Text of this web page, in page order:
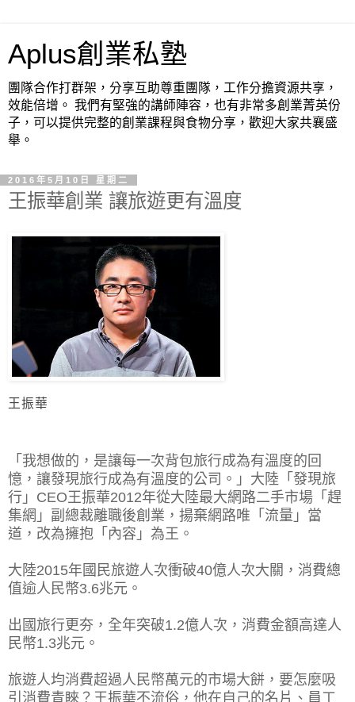
Aplus創業私塾
團隊合作打群架，分享互助尊重團隊，工作分擔資源共享，
效能倍增。 我們有堅強的講師陣容，也有非常多創業菁英份
子，可以提供完整的創業課程與食物分享，歡迎大家共襄盛
舉。
2016年5月10日 星期二
王振華創業 讓旅遊更有溫度
王振華
「我想做的，是讓每一次背包旅行成為有溫度的回
憶，讓發現旅行成為有溫度的公司。」大陸「發現旅
行」CEO王振華2012年從大陸最大網路二手市場「趕
集網」副總裁離職後創業，揚棄網路唯「流量」當
道，改為擁抱「內容」為王。
大陸2015年國民旅遊人次衝破40億人次大關，消費總
值逾人民幣3.6兆元。
出國旅行更夯，全年突破1.2億人次，消費金額高達人
民幣1.3兆元。
旅遊人均消費超過人民幣萬元的市場大餅，要怎麼吸
引消費青睞？王振華不流俗，他在自己的名片、員工